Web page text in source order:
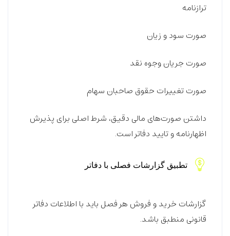
ترازنامه
صورت سود و زیان
صورت جریان وجوه نقد
صورت تغییرات حقوق صاحبان سهام
داشتن صورت‌های مالی دقیق، شرط اصلی برای پذیرش
اظهارنامه و تایید دفاتر است.
تطبیق گزارشات فصلی با دفاتر
گزارشات خرید و فروش هر فصل باید با اطلاعات دفاتر
قانونی منطبق باشد.